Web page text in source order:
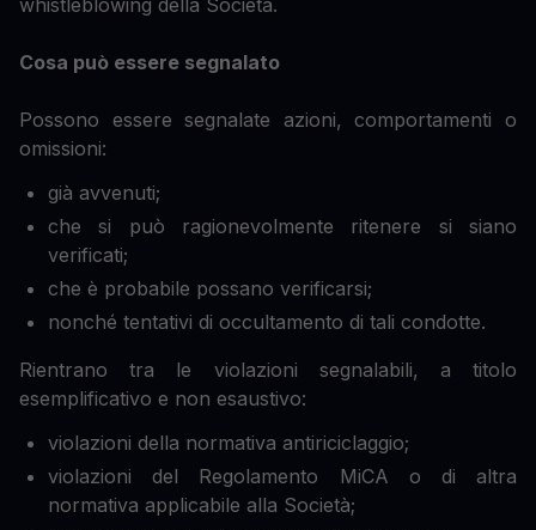
whistleblowing della Società.
Cosa può essere segnalato
Possono essere segnalate azioni, comportamenti o
omissioni:
già avvenuti;
che si può ragionevolmente ritenere si siano
verificati;
che è probabile possano verificarsi;
nonché tentativi di occultamento di tali condotte.
Rientrano tra le violazioni segnalabili, a titolo
esemplificativo e non esaustivo:
violazioni della normativa antiriciclaggio;
violazioni del Regolamento MiCA o di altra
normativa applicabile alla Società;